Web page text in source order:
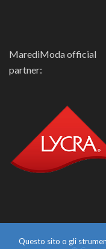
MarediModa official
partner:
Questo sito o gli